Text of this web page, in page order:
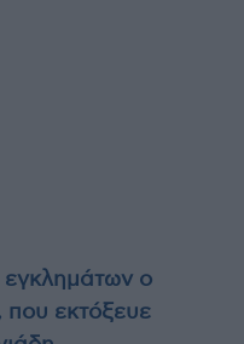
εγκλημάτων ο
εκτόξευε